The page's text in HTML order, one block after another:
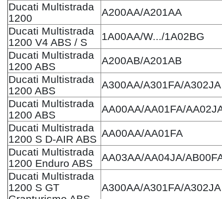
Ducati Multistrada
1200
A200AA/A201AA
Ducati Multistrada
1200 V4 ABS / S
1A00AA/W.../1A02BG
Ducati Multistrada
1200 ABS
A200AB/A201AB
Ducati Multistrada
1200 ABS
A300AA/A301FA/A302JA
Ducati Multistrada
1200 ABS
AA00AA/AA01FA/
Ducati Multistrada
1200 S D-AIR ABS
AA00AA/AA01FA
Ducati Multistrada
1200 Enduro ABS
AA03AA/AA04JA/
Ducati Multistrada
1200 S GT
A300AA/A301FA/A302JA